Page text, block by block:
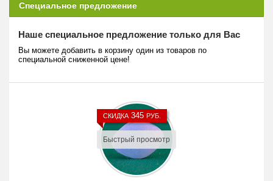
Специальное предложение
Наше специальное предложение только для Вас
Вы можете добавить в корзину один из товаров по
специальной сниженной цене!
Быстрый просмотр
СКИДКА345 РУБ.